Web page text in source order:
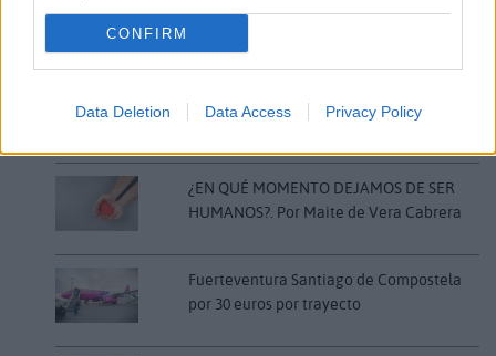
CONFIRM
Data Deletion Data Access Privacy Policy
LO MÁS LEÍDO
golpe de calor en Fuerteventura
¿EN QUÉ MOMENTO DEJAMOS DE SER
HUMANOS?. Por Maite de Vera Cabrera
Fuerteventura Santiago de Compostela
por 30 euros por trayecto